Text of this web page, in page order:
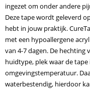
ingezet om onder andere
Deze tape wordt geleverd
hebt in jouw praktijk.
met een hypoallergene
van 4-7 dagen. De
huidtype, plek waar de
omgevingstemperatuur.
waterbestendig, hierdoor